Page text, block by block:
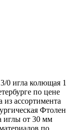
0 игла колющая 1
по цене
ассортимента
Фтолен
иглы от 30 мм
по